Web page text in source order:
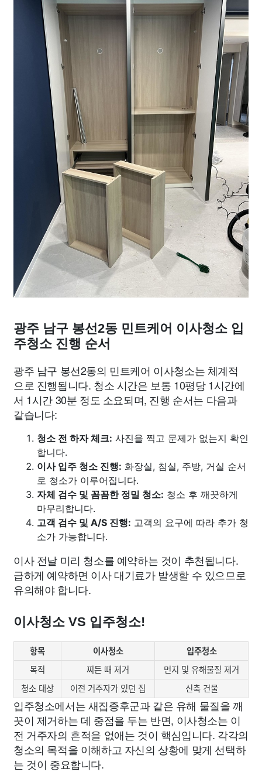
광주 남구 봉선2동 민트케어 이사청소 입
주청소 진행 순서
광주 남구 봉선2동의 민트케어 이사청소는 체계적
으로 진행됩니다. 청소 시간은 보통 10평당 1시간에
서 1시간 30분 정도 소요되며, 진행 순서는 다음과
같습니다:
청소 전 하자 체크: 사진을 찍고 문제가 없는지 확인
합니다.
이사 입주 청소 진행: 화장실, 침실, 주방, 거실 순서
로 청소가 이루어집니다.
자체 검수 및 꼼꼼한 정밀 청소: 청소 후 깨끗하게
마무리합니다.
고객 검수 및 A/S 진행: 고객의 요구에 따라 추가 청
소가 가능합니다.
이사 전날 미리 청소를 예약하는 것이 추천됩니다.
급하게 예약하면 이사 대기료가 발생할 수 있으므로
유의해야 합니다.
이사청소 VS 입주청소!
항목 이사청소
입주청소
목적
찌든 때 제거
먼지 및 유해물질 제거
청소 대상
이전 거주자가 있던 집 신축 건물
입주청소에서는 새집증후군과 같은 유해 물질을 깨
끗이 제거하는 데 중점을 두는 반면, 이사청소는 이
전 거주자의 흔적을 없애는 것이 핵심입니다. 각각의
청소의 목적을 이해하고 자신의 상황에 맞게 선택하
는 것이 중요합니다.